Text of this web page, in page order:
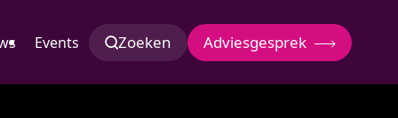
Events Zoeken Adviesgesprek